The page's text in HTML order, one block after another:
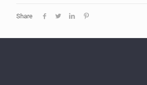
Share